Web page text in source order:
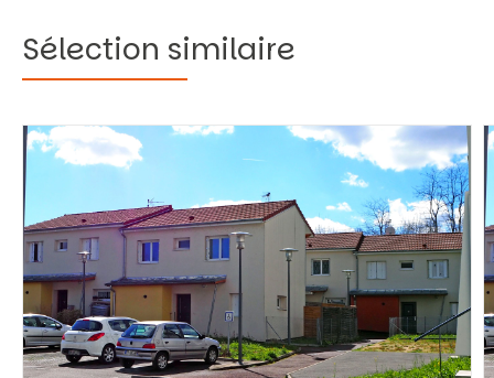
Sélection similaire